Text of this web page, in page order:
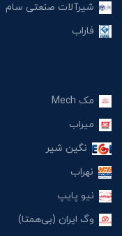
شیرآلات صنعتی سام
فاراب
مک Mech
میراب
نگین شیر
نهراب
نیو پایپ
وگ ایران (بی‌همتا)